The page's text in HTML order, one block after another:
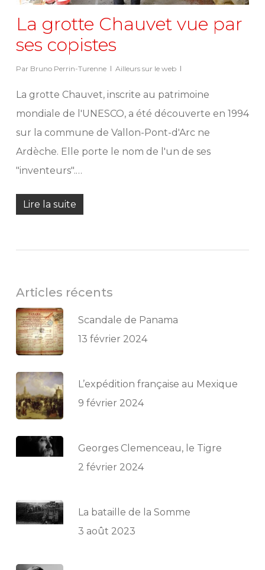
La grotte Chauvet vue par
ses copistes
Par Bruno Perrin-Turenne Ailleurs sur le web
La grotte Chauvet, inscrite au patrimoine
mondiale de l'UNESCO, a été découverte en 1994
sur la commune de Vallon-Pont-d'Arc ne
Ardèche. Elle porte le nom de l'un de ses
"inventeurs".…
Lire la suite
Articles récents
Scandale de Panama
13 février 2024
L’expédition française au Mexique
9 février 2024
Georges Clemenceau, le Tigre
2 février 2024
La bataille de la Somme
3 août 2023